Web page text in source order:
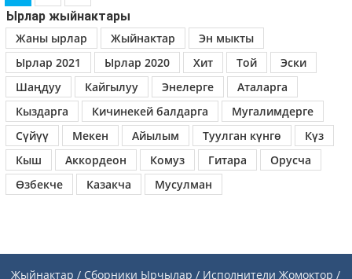
Ырлар жыйнактары
Жаны ырлар
Жыйнактар
Эн мыкты
Ырлар 2021
Ырлар 2020 Хит Той
Эски
Шаңдуу
Кайгылуу Энелерге
Аталарга
Кыздарга
Кичинекей балдарга
Мугалимдерге
Сүйүү
Мекен Айылым Туулган күнгө
Күз
Кыш
Аккордеон Комуз Гитара
Орусча
Өзбекче
Казакча Мусулман
Жыйнактар / Сборники Ырчылар / Исполнители Жомоктор /